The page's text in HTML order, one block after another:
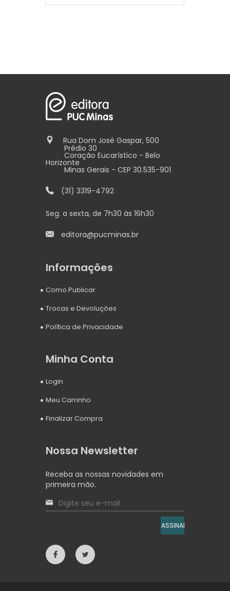
Rua Dom José Gaspar, 500
Prédio 30
Coração Eucarístico - Belo
Horizonte
Minas Gerais - CEP 30.535-901
(31) 3319-4792
Seg. a sexta, de 7h30 às 16h30
editora@pucminas.br
Informações
Como Publicar
Trocas e Devoluções
Política de Privacidade
Minha Conta
Login
Meu Carrinho
Finalizar Compra
Nossa Newsletter
Receba as nossas novidades em
primeira mão.
ASSINAR